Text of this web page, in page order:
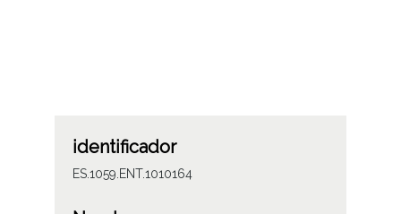
identificador
ES.1059.ENT.1010164